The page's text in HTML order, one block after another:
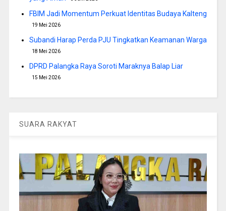
FBIM Jadi Momentum Perkuat Identitas Budaya Kalteng
19 Mei 2026
Subandi Harap Perda PJU Tingkatkan Keamanan Warga
18 Mei 2026
DPRD Palangka Raya Soroti Maraknya Balap Liar
15 Mei 2026
SUARA RAKYAT